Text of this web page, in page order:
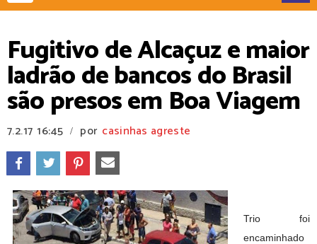
Fugitivo de Alcaçuz e maior
ladrão de bancos do Brasil
são presos em Boa Viagem
7.2.17 16:45 / por casinhas agreste
Trio foi
encaminhado